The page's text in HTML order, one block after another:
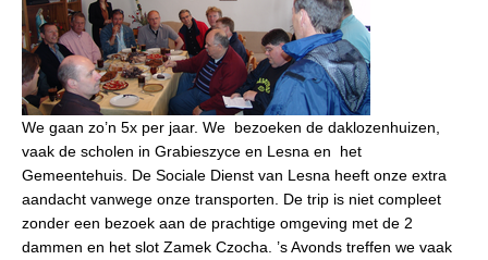
We gaan zo’n 5x per jaar. We bezoeken de daklozenhuizen,
vaak de scholen in Grabieszyce en Lesna en het
Gemeentehuis. De Sociale Dienst van Lesna heeft onze extra
aandacht vanwege onze transporten. De trip is niet compleet
zonder een bezoek aan de prachtige omgeving met de 2
dammen en het slot Zamek Czocha. ’s Avonds treffen we vaak